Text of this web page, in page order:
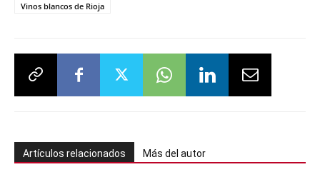
Vinos blancos de Rioja
Artículos relacionados Más del autor